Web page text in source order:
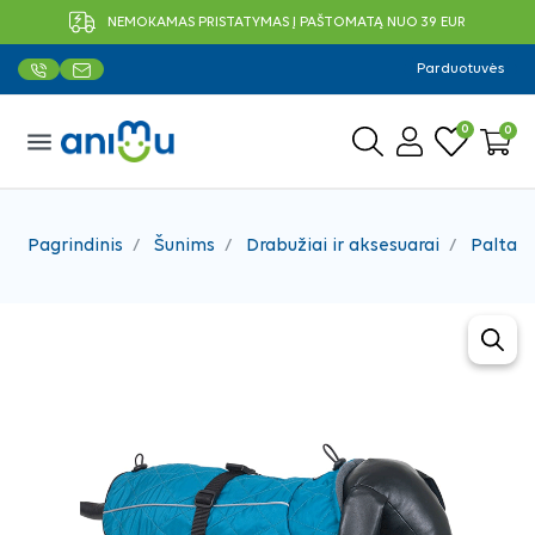
NEMOKAMAS PRISTATYMAS Į PAŠTOMATĄ NUO 39 EUR
Parduotuvės
menu 0 0
Pagrindinis Šunims Drabužiai ir aksesuarai Paltai,